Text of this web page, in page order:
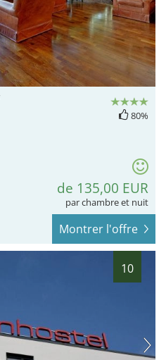
80%
de 135,00 EUR
par chambre et nuit
Montrer l'offre
10